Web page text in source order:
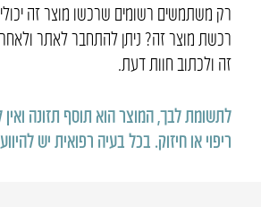
רק משתמשים רשומים שרכשו מוצר זה
רכשת מוצר זה? ניתן להתחבר לאתר
זה ולכתוב חוות דעת.
לתשומת לבך, המוצר הוא תוסף תזונה ואין
ריפוי או חיזוק. בכל בעיה רפואית יש